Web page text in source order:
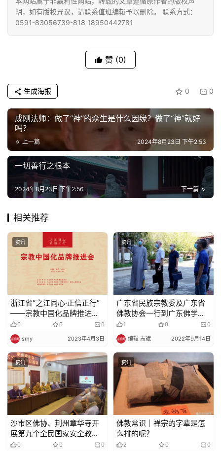
专
题
善
佛
教
人
物
院
礼
视
录
佛
教
艺
术
政
策
规
免
明，如有版权异议，请联系值班编辑予以删除。 联系方式：
0591-83056739-818 18950442781
赞 (0)
0 0
生成海报
成刚法师：做了“神”的众生是什么因缘？做了“神”就好
吗？
上一篇 2024年8月23日 下午2:53
一切善行之根本
下一篇
2024年8月23日 下午2:56
相关推荐
资讯
浙江省“之江同心·正信正行”
——宗教中国化品牌推进会
在舟山市举行
0 0 0
smy 2023年4月3日
资讯
广东省民族宗教委及广东省
佛教协会一行到广东佛学院
岭东学院开展调研工作
1 0 0
编辑 志斌 2022年9月14日
资讯
沙市区佛协、荆州章华寺开
展第九个全民国家安全教育
日活动
0 0 0
资讯
佛教常识｜禅宗的字辈是怎
么排的呢？
2 0 0